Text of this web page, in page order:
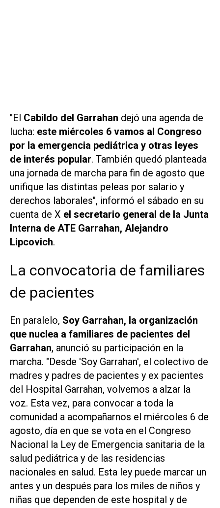
"El Cabildo del Garrahan dejó una agenda de
lucha: este miércoles 6 vamos al Congreso
por la emergencia pediátrica y otras leyes
de interés popular. También quedó planteada
una jornada de marcha para fin de agosto que
unifique las distintas peleas por salario y
derechos laborales", informó el sábado en su
cuenta de X el secretario general de la Junta
Interna de ATE Garrahan, Alejandro
Lipcovich.
La convocatoria de familiares
de pacientes
En paralelo, Soy Garrahan, la organización
que nuclea a familiares de pacientes del
Garrahan, anunció su participación en la
marcha. "Desde 'Soy Garrahan', el colectivo de
madres y padres de pacientes y ex pacientes
del Hospital Garrahan, volvemos a alzar la
voz. Esta vez, para convocar a toda la
comunidad a acompañarnos el miércoles 6 de
agosto, día en que se vota en el Congreso
Nacional la Ley de Emergencia sanitaria de la
salud pediátrica y de las residencias
nacionales en salud. Esta ley puede marcar un
antes y un después para los miles de niños y
niñas que dependen de este hospital y de